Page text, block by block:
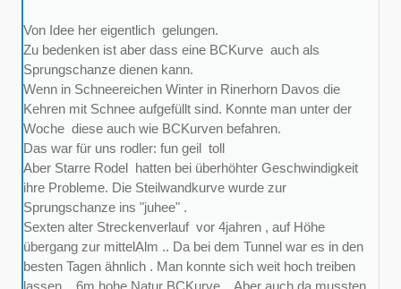
Von Idee her eigentlich gelungen.
Zu bedenken ist aber dass eine BCKurve auch als
Sprungschanze dienen kann.
Wenn in Schneereichen Winter in Rinerhorn Davos die
Kehren mit Schnee aufgefüllt sind. Konnte man unter der
Woche diese auch wie BCKurven befahren.
Das war für uns rodler: fun geil toll
Aber Starre Rodel hatten bei überhöhter Geschwindigkeit
ihre Probleme. Die Steilwandkurve wurde zur
Sprungschanze ins "juhee" .
Sexten alter Streckenverlauf vor 4jahren , auf Höhe
übergang zur mittelAlm .. Da bei dem Tunnel war es in den
besten Tagen ähnlich . Man konnte sich weit hoch treiben